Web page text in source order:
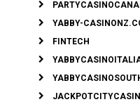
YABBY-
FINTECH